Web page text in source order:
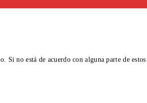
no está de acuerdo con alguna parte de